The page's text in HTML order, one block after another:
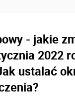
- jakie
2022
ustalać